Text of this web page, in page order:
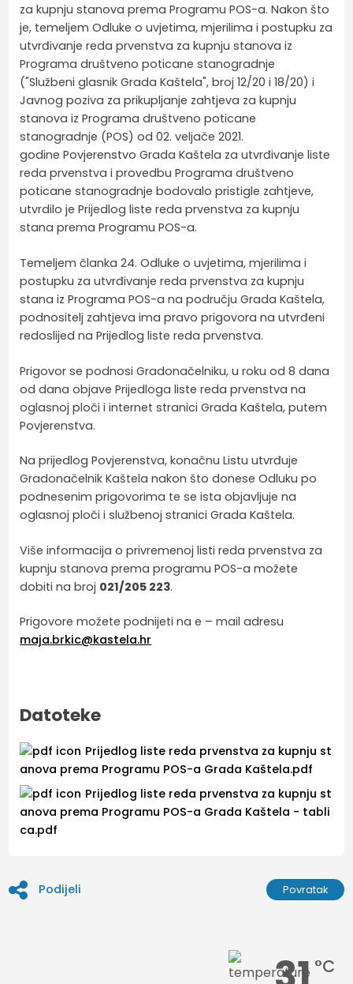
za kupnju stanova prema Programu POS-a. Nakon što
je, temeljem Odluke o uvjetima, mjerilima i postupku za
utvrđivanje reda prvenstva za kupnju stanova iz
Programa društveno poticane stanogradnje
("Službeni glasnik Grada Kaštela", broj 12/20 i 18/20) i
Javnog poziva za prikupljanje zahtjeva za kupnju
stanova iz Programa društveno poticane
stanogradnje (POS) od 02. veljače 2021.
godine Povjerenstvo Grada Kaštela za utvrđivanje liste
reda prvenstva i provedbu Programa društveno
poticane stanogradnje bodovalo pristigle zahtjeve,
utvrdilo je Prijedlog liste reda prvenstva za kupnju
stana prema Programu POS-a.
Temeljem članka 24. Odluke o uvjetima, mjerilima i
postupku za utvrđivanje reda prvenstva za kupnju
stana iz Programa POS-a na području Grada Kaštela,
podnositelj zahtjeva ima pravo prigovora na utvrđeni
redoslijed na Prijedlog liste reda prvenstva.
Prigovor se podnosi Gradonačelniku, u roku od 8 dana
od dana objave Prijedloga liste reda prvenstva na
oglasnoj ploči i internet stranici Grada Kaštela, putem
Povjerenstva.
Na prijedlog Povjerenstva, konačnu Listu utvrđuje
Gradonačelnik Kaštela nakon što donese Odluku po
podnesenim prigovorima te se ista objavljuje na
oglasnoj ploči i službenoj stranici Grada Kaštela.
Više informacija o privremenoj listi reda prvenstva za
kupnju stanova prema programu POS-a možete
dobiti na broj 021/205 223.
Prigovore možete podnijeti na e – mail adresu
maja.brkic@kastela.hr
Datoteke
Prijedlog liste reda prvenstva za kupnju st
anova prema Programu POS-a Grada Kaštela.pdf
Prijedlog liste reda prvenstva za kupnju st
anova prema Programu POS-a Grada Kaštela - tabli
ca.pdf
Podijeli Povratak
°C